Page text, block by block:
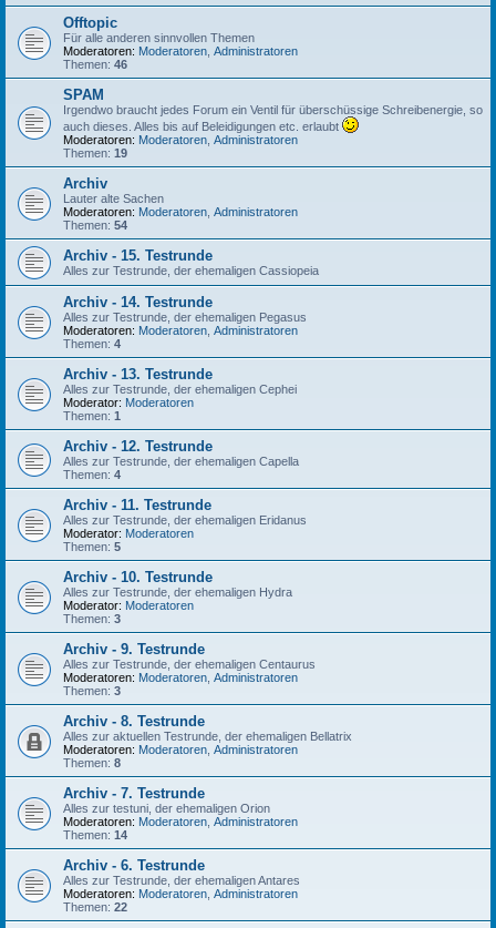
Offtopic
Für alle anderen sinnvollen Themen
Moderatoren: Moderatoren Administratoren
Themen: 46
SPAM
Irgendwo braucht jedes Forum ein Ventil für überschüssige Schreibenergie, so
auch dieses. Alles bis auf Beleidigungen etc. erlaubt
Moderatoren: Moderatoren Administratoren
Themen: 19
Archiv
Lauter alte Sachen
Moderatoren: Moderatoren Administratoren
Themen: 54
Archiv - 15. Testrunde
Alles zur Testrunde, der ehemaligen Cassiopeia
Archiv - 14. Testrunde
Alles zur Testrunde, der ehemaligen Pegasus
Moderatoren: Moderatoren Administratoren
Themen: 4
Archiv - 13. Testrunde
Alles zur Testrunde, der ehemaligen Cephei
Moderator: Moderatoren
Themen: 1
Archiv - 12. Testrunde
Alles zur Testrunde, der ehemaligen Capella
Themen: 4
Archiv - 11. Testrunde
Alles zur Testrunde, der ehemaligen Eridanus
Moderator: Moderatoren
Themen: 5
Archiv - 10. Testrunde
Alles zur Testrunde, der ehemaligen Hydra
Moderator: Moderatoren
Themen: 3
Archiv - 9. Testrunde
Alles zur Testrunde, der ehemaligen Centaurus
Moderatoren: Moderatoren Administratoren
Themen: 3
Archiv - 8. Testrunde
Alles zur aktuellen Testrunde, der ehemaligen Bellatrix
Moderatoren: Moderatoren Administratoren
Themen: 8
Archiv - 7. Testrunde
Alles zur testuni, der ehemaligen Orion
Moderatoren: Moderatoren Administratoren
Themen: 14
Archiv - 6. Testrunde
Alles zur Testrunde, der ehemaligen Antares
Moderatoren: Moderatoren Administratoren
Themen: 22